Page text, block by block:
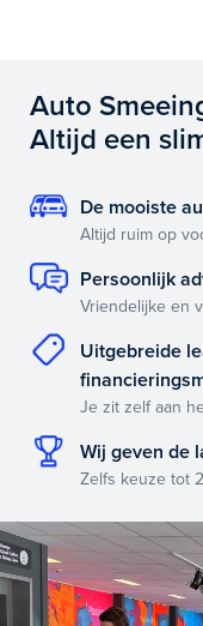
Auto
Altijd een
De mooiste
Altijd ruim op
Persoonlijk
Vriendelijke en
Uitgebreide
Je zit zelf aan
Wij geven de
Zelfs keuze tot